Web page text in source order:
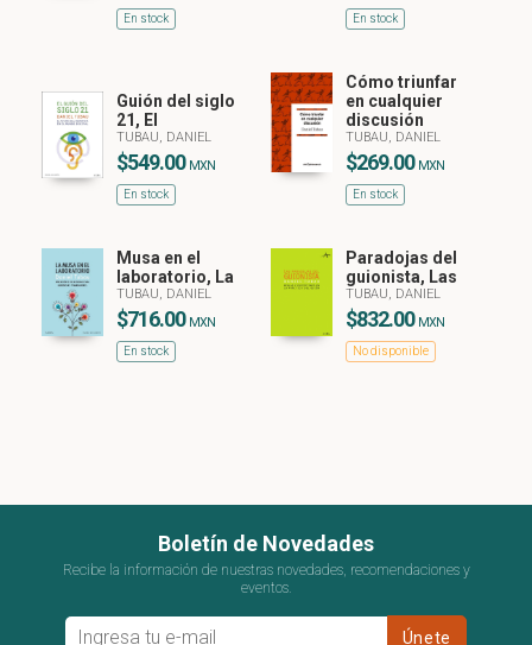
En stock En stock
Guión del siglo
21, El
TUBAU, DANIEL
$549.00 MXN
En stock
Cómo triunfar
en cualquier
discusión
TUBAU, DANIEL
$269.00 MXN
En stock
Musa en el
laboratorio, La
TUBAU, DANIEL
$716.00 MXN
En stock
Paradojas del
guionista, Las
TUBAU, DANIEL
$832.00 MXN
No disponible
Boletín de Novedades
Recibe la información de nuestras novedades, recomendaciones y
eventos.